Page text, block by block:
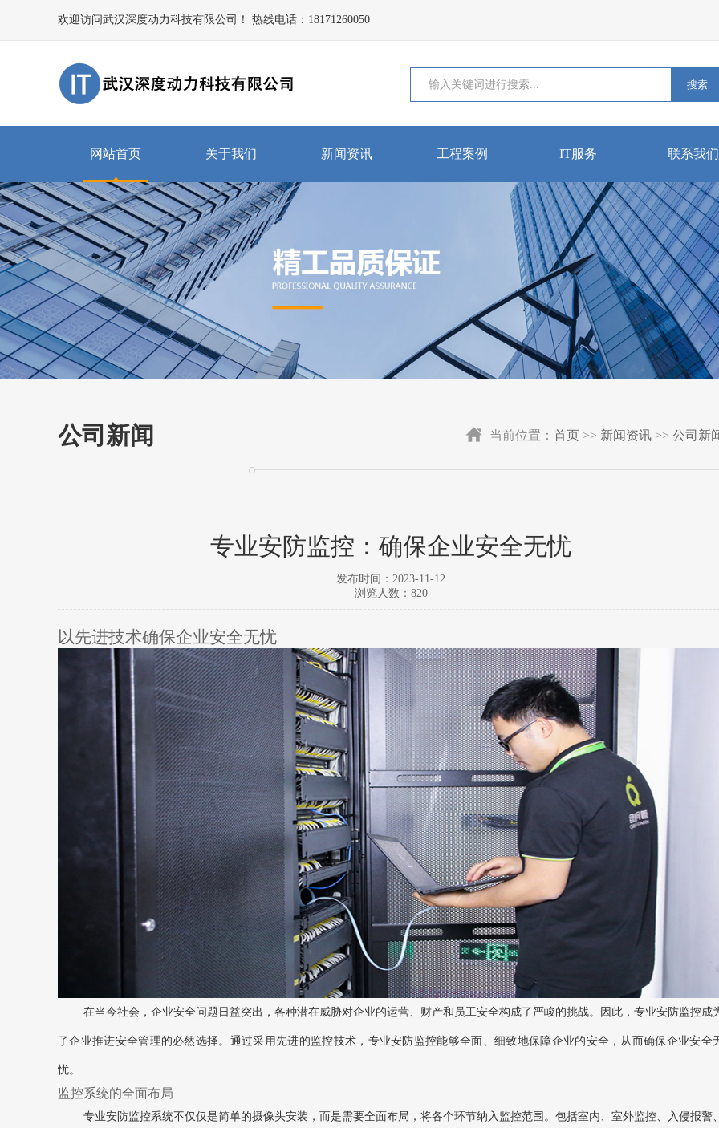
欢迎访问武汉深度动力科技有限公司！ 热线电话：18171260050
搜索
网站首页 关于我们 新闻资讯 工程案例 IT服务 联系我们
公司新闻 当前位置： 首页 >> 新闻资讯 >> 公司新
专业安防监控：确保企业安全无忧
发布时间：2023-11-12
浏览人数：820
以先进技术确保企业安全无忧
在当今社会，企业安全问题日益突出，各种潜在威胁对企业的运营、财产和员工安全构成了严峻的挑战。因此，专业安防监控成
了企业推进安全管理的必然选择。通过采用先进的监控技术，专业安防监控能够全面、细致地保障企业的安全，从而确保企业安全
忧。
监控系统的全面布局
专业安防监控系统不仅仅是简单的摄像头安装，而是需要全面布局，将各个环节纳入监控范围。包括室内、室外监控、入侵报警、